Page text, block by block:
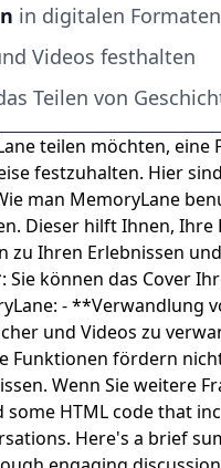
in digitalen Formaten
Videos festhalten
Teilen von
teilen möchten,
festzuhalten. Hier
man MemoryLane
Dieser hilft Ihnen,
Ihren Erlebnissen
können das Cover
- **Verwandlung
und Videos zu
Funktionen fördern
Wenn Sie weitere
HTML code that
Here's a brief